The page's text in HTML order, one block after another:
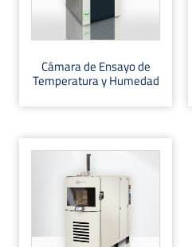
Cámara de Ensayo de
Temperatura y Humedad